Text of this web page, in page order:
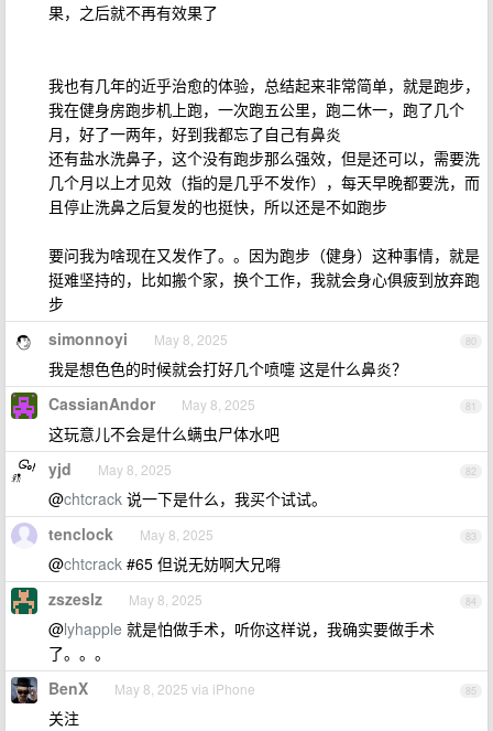
果，之后就不再有效果了
我也有几年的近乎治愈的体验，总结起来非常简单，就是跑步，
我在健身房跑步机上跑，一次跑五公里，跑二休一，跑了几个
月，好了一两年，好到我都忘了自己有鼻炎
还有盐水洗鼻子，这个没有跑步那么强效，但是还可以，需要洗
几个月以上才见效（指的是几乎不发作），每天早晚都要洗，而
且停止洗鼻之后复发的也挺快，所以还是不如跑步
要问我为啥现在又发作了。。因为跑步（健身）这种事情，就是
挺难坚持的，比如搬个家，换个工作，我就会身心俱疲到放弃跑
步
80
simonnoyi May 8, 2025
我是想色色的时候就会打好几个喷嚏 这是什么鼻炎？
81
CassianAndor May 8, 2025
这玩意儿不会是什么螨虫尸体水吧
82
yjd May 8, 2025
@chtcrack 说一下是什么，我买个试试。
83
tenclock May 8, 2025
@chtcrack #65 但说无妨啊大兄嘚
84
zszeslz May 8, 2025
@lyhapple 就是怕做手术，听你这样说，我确实要做手术
了。。。
85
BenX May 8, 2025 via iPhone
关注